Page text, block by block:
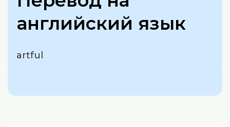
английский язык
artful